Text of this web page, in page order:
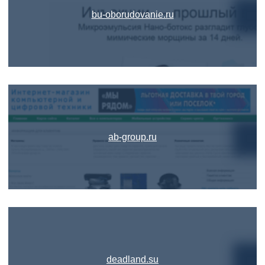
bu-oborudovanie.ru
ab-group.ru
deadland.su